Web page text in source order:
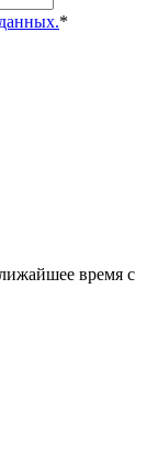
*
время с